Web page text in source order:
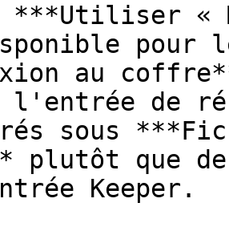
«
pour
au
l'entrée de
sous
plutôt que
Keeper.